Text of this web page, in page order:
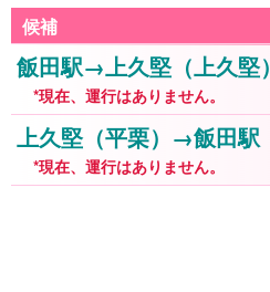
候補
飯田駅→上久堅（上久堅）
*現在、運行はありません。
上久堅（平栗）→飯田駅
*現在、運行はありません。